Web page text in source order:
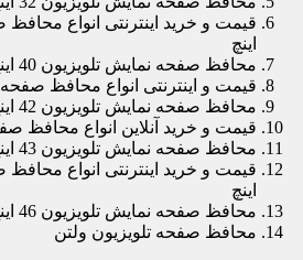
اینچ
محافظ صفحه نمایش تلویزیون 40 اینچ
قیمت و اینترنتی انواع محافظ صفحه
محافظ صفحه نمایش تلویزیون 42 اینچ
قیمت و خرید آنلاین انواع محافظ صفحه
محافظ صفحه نمایش تلویزیون 43 اینچ
اینچ
محافظ صفحه نمایش تلویزیون 46 اینچ
محافظ صفحه تلویزیون ولتن